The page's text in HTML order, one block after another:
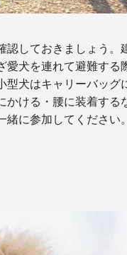
しておきましょう。
犬を連れて避難する
犬はキャリーバッグ
ける・腰に装着する
に参加してください。